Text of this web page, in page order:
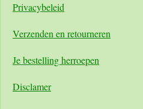
Privacybeleid
Verzenden en retourneren
Je bestelling herroepen
Disclamer